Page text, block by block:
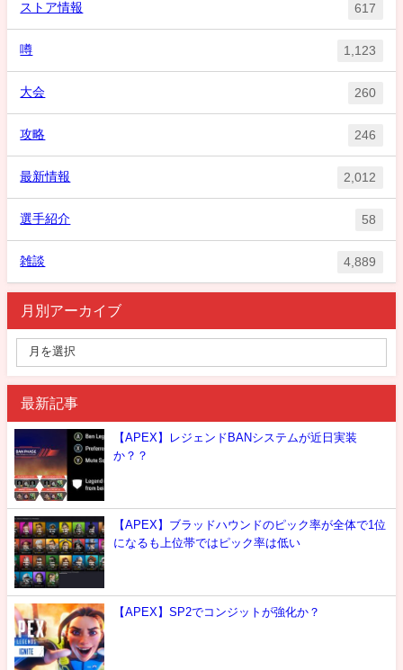
ストア情報 617
噂 1,123
大会 260
攻略 246
最新情報 2,012
選手紹介 58
雑談 4,889
月別アーカイブ
最新記事
【APEX】レジェンドBANシステムが近日実装
か？？
【APEX】ブラッドハウンドのピック率が全体で1位
になるも上位帯ではピック率は低い
【APEX】SP2でコンジットが強化か？